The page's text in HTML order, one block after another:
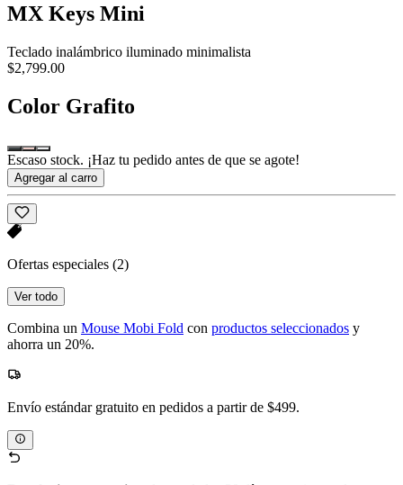
MX Keys Mini
Teclado inalámbrico iluminado minimalista
$2,799.00
Color Grafito
Escaso stock. ¡Haz tu pedido antes de que se agote!
Agregar al carro
Ofertas especiales (2)
Ver todo
Combina un Mouse Mobi Fold con productos seleccionados y
ahorra un 20%.
Envío estándar gratuito en pedidos a partir de $499.